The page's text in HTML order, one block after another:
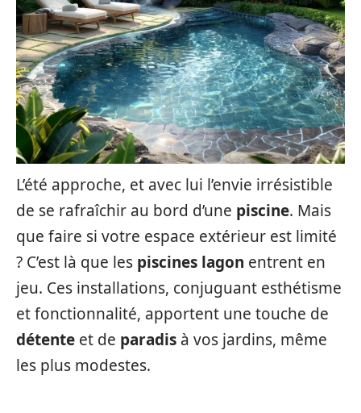
L’été approche, et avec lui l’envie irrésistible
de se rafraîchir au bord d’une piscine. Mais
que faire si votre espace extérieur est limité
? C’est là que les piscines lagon entrent en
jeu. Ces installations, conjuguant esthétisme
et fonctionnalité, apportent une touche de
détente et de paradis à vos jardins, même
les plus modestes.